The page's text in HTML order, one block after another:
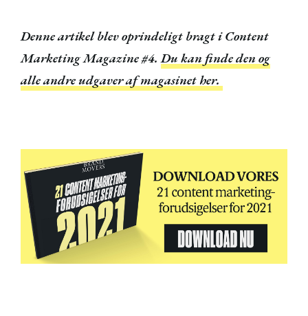
Denne artikel blev oprindeligt bragt i Content
Marketing Magazine #4.Du kan finde den og
alle andre udgaver af magasinet her.